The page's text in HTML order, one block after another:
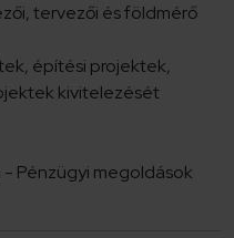
tervezői és földmérő
építési projektek,
kivitelezését
- Pénzügyi megoldások